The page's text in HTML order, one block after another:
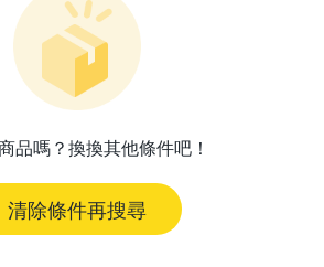
品嗎？換換其他條件吧！
清除條件再搜尋